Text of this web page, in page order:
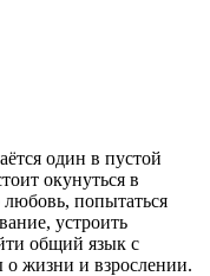
один в пустой
окунуться в
попытаться
устроить
общий язык с
жизни и взрослении.